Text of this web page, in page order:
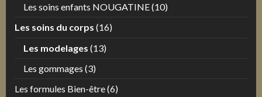
Les soins enfants NOUGATINE(10)
Les soins du corps (16)
Les modelages (13)
Les gommages (3)
Les formules Bien-être(6)